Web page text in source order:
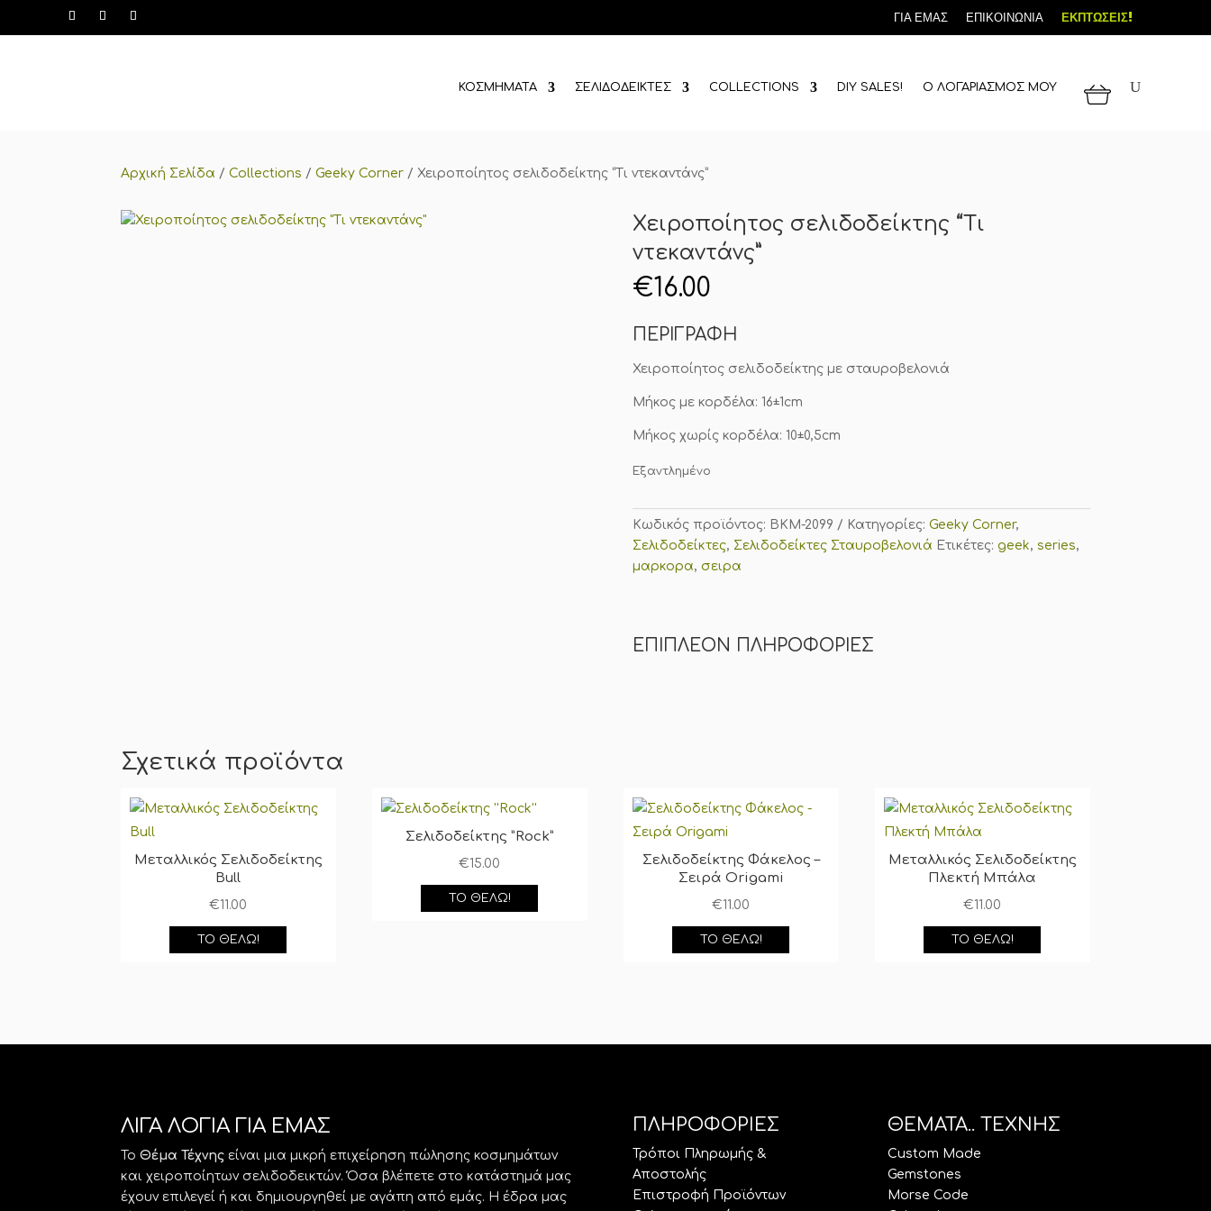
ΓΙΑ ΕΜΑΣ ΕΠΙΚΟΙΝΩΝΙΑ ΕΚΠΤΩΣΕΙΣ!
ΚΟΣΜΗΜΑΤΑ ΣΕΛΙΔΟΔΕΙΚΤΕΣ COLLECTIONS DIY SALES! Ο ΛΟΓΑΡΙΑΣΜΟΣ ΜΟΥ
Αρχική Σελίδα /Collections /Geeky Corner /Χειροποίητος σελιδοδείκτης “Τι ντεκαντάνς”
Χειροποίητος σελιδοδείκτης “Τι
ντεκαντάνς”
€16.00
ΠΕΡΙΓΡΑΦΗ
Χειροποίητος σελιδοδείκτης με σταυροβελονιά
Μήκος με κορδέλα: 16±1cm
Μήκος χωρίς κορδέλα: 10±0,5cm
Εξαντλημένο
Κωδικός προϊόντος: BKM-2099 Κατηγορίες: Geeky Corner,
Σελιδοδείκτες, Σελιδοδείκτες Σταυροβελονιά Ετικέτες: geek, series,
μαρκορα, σειρα
ΕΠΙΠΛΈΟΝ ΠΛΗΡΟΦΟΡΊΕΣ
Σχετικά προϊόντα
Μεταλλικός Σελιδοδείκτης
Bull
€11.00
ΤΟ ΘΈΛΩ!
Σελιδοδείκτης ”Rock”
€15.00
ΤΟ ΘΈΛΩ!
Σελιδοδείκτης Φάκελος –
Σειρά Origami
€11.00
ΤΟ ΘΈΛΩ!
Μεταλλικός Σελιδοδείκτης
Πλεκτή Μπάλα
€11.00
ΤΟ ΘΈΛΩ!
ΛΙΓΑ ΛΟΓΙΑ ΓΙΑ ΕΜΑΣ
ΤοΘέμα Τέχνης είναι μια μικρή επιχείρηση πώλησης κοσμημάτων
και χειροποίητων σελιδοδεικτών. Όσα βλέπετε στο κατάστημά μας
έχουν επιλεγεί ή και δημιουργηθεί με αγάπη από εμάς. Η έδρα μας
ΠΛΗΡΟΦΟΡΙΕΣ
Τρόποι Πληρωμής &
Αποστολής
Επιστροφή Προϊόντων
ΘΕΜΑΤΑ.. ΤΕΧΝΗΣ
Custom Made
Gemstones
Morse Code